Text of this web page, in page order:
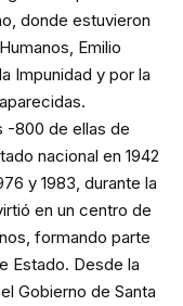
donde estuvieron
Emilio
Impunidad y por la
-800 de ellas de
nacional en 1942
y 1983, durante la
en un centro de
formando parte
Estado. Desde la
Gobierno de Santa